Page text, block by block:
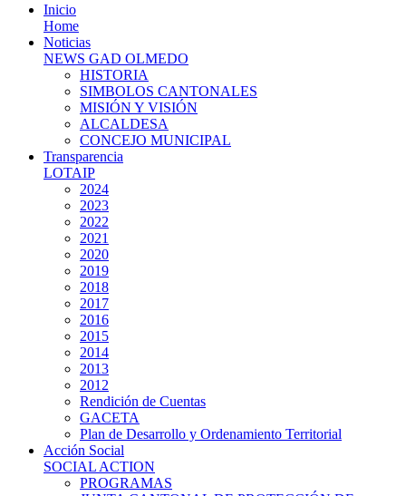
Inicio
Home
Noticias
NEWS GAD OLMEDO
HISTORIA
SIMBOLOS CANTONALES
MISIÓN Y VISIÓN
ALCALDESA
CONCEJO MUNICIPAL
Transparencia
LOTAIP
2024
2023
2022
2021
2020
2019
2018
2017
2016
2015
2014
2013
2012
Rendición de Cuentas
GACETA
Plan de Desarrollo y Ordenamiento Territorial
Acción Social
SOCIAL ACTION
PROGRAMAS